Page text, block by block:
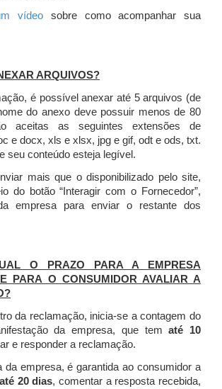
vídeo sobre como acompanhar sua
ARQUIVOS?
é possível anexar até 5 arquivos (de
do anexo deve possuir menos de 80
aceitas as seguintes extensões de
e docx, xls e xlsx, jpg e gif, odt e ods, txt.
seu conteúdo esteja legível.
mais que o disponibilizado pelo site,
do botão “Interagir com o Fornecedor”,
empresa para enviar o restante dos
O PRAZO PARA A EMPRESA
E PARA O CONSUMIDOR AVALIAR A
da reclamação, inicia-se a contagem do
da empresa, que tematé 10
e responder a reclamação.
da empresa, é garantida ao consumidor a
até 20 dias, comentar a resposta recebida,